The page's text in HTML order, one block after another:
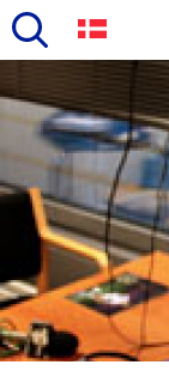
to
main
content
Primary
navigation
-
English